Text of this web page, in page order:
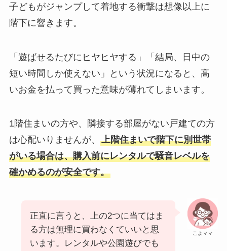
子どもがジャンプして着地する衝撃は想像以上に
階下に響きます。
「遊ばせるたびにヒヤヒヤする」「結局、日中の
短い時間しか使えない」という状況になると、高
いお金を払って買った意味が薄れてしまいます。
1階住まいの方や、隣接する部屋がない戸建ての方
は心配いりませんが、 上階住まいで階下に別世帯
がいる場合は、購入前にレンタルで騒音レベルを
確かめるのが安全です。
こよママ
正直に言うと、上の2つに当てはま
る方は無理に買わなくていいと思
います。レンタルや公園遊びでも